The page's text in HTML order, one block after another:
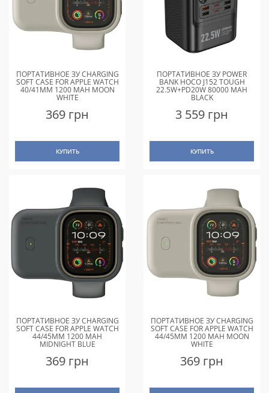
ПОРТАТИВНОЕ ЗУ CHARGING
SOFT CASE FOR APPLE WATCH
40/41MM 1200 MAH MOON
WHITE
369 грн
КУПИТЬ
ПОРТАТИВНОЕ ЗУ POWER
BANK HOCO J152 TOUGH
22.5W+PD20W 80000 MAH
BLACK
3 559 грн
КУПИТЬ
ПОРТАТИВНОЕ ЗУ CHARGING
SOFT CASE FOR APPLE WATCH
44/45MM 1200 MAH
MIDNIGHT BLUE
369 грн
ПОРТАТИВНОЕ ЗУ CHARGING
SOFT CASE FOR APPLE WATCH
44/45MM 1200 MAH MOON
WHITE
369 грн